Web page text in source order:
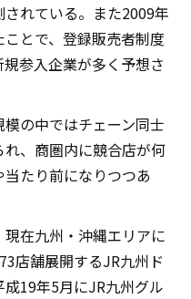
れている。また2009年
とで、登録販売者制度
参入企業が多く予想さ
の中ではチェーン同士
、商圏内に競合店が何
たり前になりつつあ
在九州・沖縄エリアに
店舗展開するJR九州ド
19年5月にJR九州グル